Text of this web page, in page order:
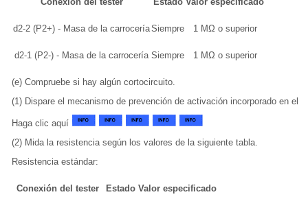
d2-2 (P2+) - Masa de la carroceríaSiempre 1 MΩ o superior
d2-1 (P2-) - Masa de la carrocería Siempre 1 MΩ o superior
(e) Compruebe si hay algún cortocircuito.
(1) Dispare el mecanismo de prevención de activación incorporado en el
Haga clic aquí
(2) Mida la resistencia según los valores de la siguiente tabla.
Resistencia estándar:
Conexión del tester Estado Valor especificado